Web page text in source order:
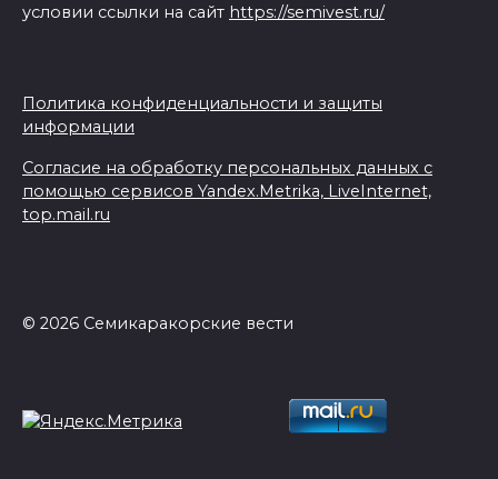
условии ссылки на сайт https://semivest.ru/
Политика конфиденциальности и защиты
информации
Согласие на обработку персональных данных с
помощью сервисов Yandex.Metrika, LiveInternet,
top.mail.ru
© 2026 Семикаракорские вести